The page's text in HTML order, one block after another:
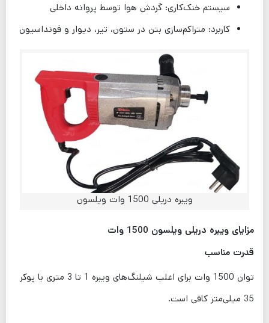
سیستم خنک‌کاری: گردش هوا توسط پروانه داخلی
کاربرد: متراکم‌سازی بتن در ستون، تیر، دیوار و فونداسیون
ویبره دریلی 1500 وات ویلسون
مزایای ویبره دریلی ویلسون 1500 وات
قدرت مناسب
توان 1500 وات برای اغلب شیلنگ‌های ویبره 1 تا 3 متری با پوکر
35 میلی‌متر کافی است.